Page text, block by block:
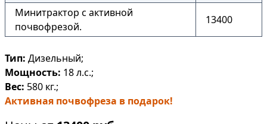
Минитрактор с активной
почвофрезой.
13400
Тип: Дизельный;
Мощность: 18 л.с.;
Вес: 580 кг.;
Активная почвофреза в подарок!